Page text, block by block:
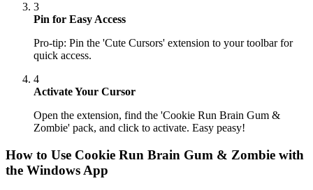
3
Pin for Easy Access
Pro-tip: Pin the 'Cute Cursors' extension to your toolbar for
quick access.
4
Activate Your Cursor
Open the extension, find the 'Cookie Run Brain Gum &
Zombie' pack, and click to activate. Easy peasy!
How to Use Cookie Run Brain Gum & Zombie with
the Windows App